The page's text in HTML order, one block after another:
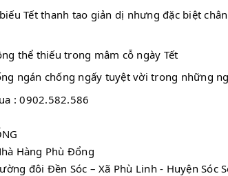
Tết thanh tao giản dị nhưng đặc biệt
thể thiếu trong mâm cỗ ngày Tết
ngán chống ngấy tuyệt vời trong những
: 0902.582.586
Hàng Phù Đổng
đôi Đền Sóc – Xã Phù Linh - Huyện Sóc